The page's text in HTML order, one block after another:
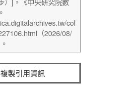
複製引用資訊